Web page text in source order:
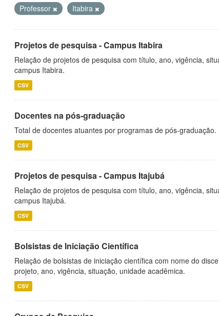
Professor
Itabira
Projetos de pesquisa - Campus Itabira
Relação de projetos de pesquisa com título, ano, vigência,
campus Itabira.
CSV
Docentes na pós-graduação
Total de docentes atuantes por programas de pós-graduação.
CSV
Projetos de pesquisa - Campus Itajubá
Relação de projetos de pesquisa com título, ano, vigência,
campus Itajubá.
CSV
Bolsistas de Iniciação Científica
Relação de bolsistas de iniciação científica com nome do
projeto, ano, vigência, situação, unidade acadêmica.
CSV